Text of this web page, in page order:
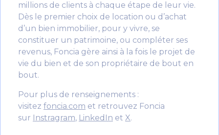
millions de clients à chaque étape de leur vie.
Dès le premier choix de location ou d’achat
d’un bien immobilier, pour y vivre, se
constituer un patrimoine, ou compléter ses
revenus, Foncia gère ainsi à la fois le projet de
vie du bien et de son propriétaire de bout en
bout.
Pour plus de renseignements :
visitez foncia.com et retrouvez Foncia
sur Instragram, LinkedIn et X.